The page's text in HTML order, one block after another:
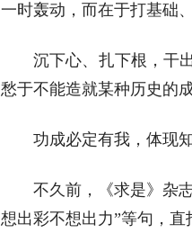
一时轰动，而在于打基础
沉下心、扎下根，干
愁于不能造就某种历史的
功成必定有我，体现
不久前，《求是》杂
想出彩不想出力”等句，